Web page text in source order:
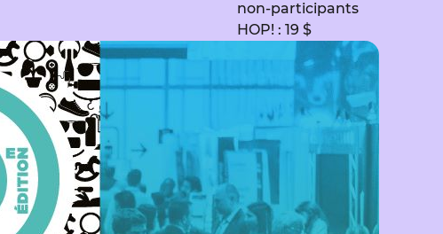
non-participants
HOP! : 19 $